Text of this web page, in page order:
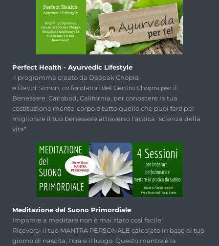
Perfect Health - Ayurvedic Lifestyle
il programma creato da Deepak Chopra
e David Simon, co fondatori del Centro Chopra per il
Benessere, Carlsbad, California, per conoscere la tua
costituzione mente-corpo e tutto quello che puoi fare per
migliorare il tuo benessere attraverso l'antica "scienza della
vita"
Meditazione del Suono Primordiale
Imparare a meditare non è mai stato cosi facile!
Riceverai il tuo MANTRA PERSONALE calcolato in base al tuo
giorno di nascita, l'ora e il luogo. Questo mantra è la